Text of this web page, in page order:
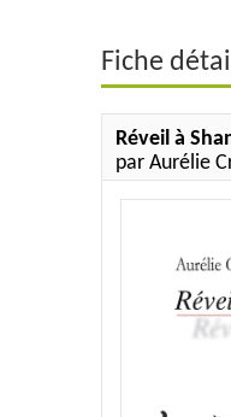
SCIENCES HUMAINES ET
TEXTYLES-CIEL
Fiche
Réveil à
par Aurélie